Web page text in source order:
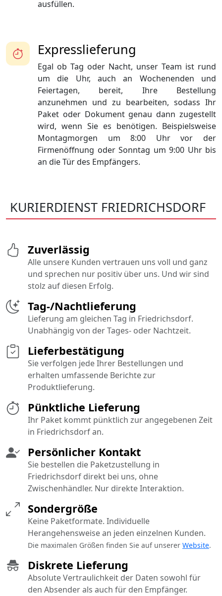
ausfüllen.
Expresslieferung
Egal ob Tag oder Nacht, unser Team ist rund
um die Uhr, auch an Wochenenden und
Feiertagen, bereit, Ihre Bestellung
anzunehmen und zu bearbeiten, sodass Ihr
Paket oder Dokument genau dann zugestellt
wird, wenn Sie es benötigen. Beispielsweise
Montagmorgen um 8:00 Uhr vor der
Firmenöffnung oder Sonntag um 9:00 Uhr bis
an die Tür des Empfängers.
KURIERDIENST FRIEDRICHSDORF
Pünktliche Lieferung
Ihr Paket kommt pünktlich zur angegebenen Zeit
in Friedrichsdorf an.
Diskrete Lieferung
Absolute Vertraulichkeit der Daten sowohl für
den Absender als auch für den Empfänger.
Tag-/Nachtlieferung
Lieferung am gleichen Tag in Friedrichsdorf.
Unabhängig von der Tages- oder Nachtzeit.
Persönlicher Kontakt
Sie bestellen die Paketzustellung in
Friedrichsdorf direkt bei uns, ohne
Zwischenhändler. Nur direkte Interaktion.
Sondergröße
Keine Paketformate. Individuelle
Herangehensweise an jeden einzelnen Kunden.
Die maximalen Größen finden Sie auf unserer Website.
Lieferbestätigung
Sie verfolgen jede Ihrer Bestellungen und
erhalten umfassende Berichte zur
Produktlieferung.
Zuverlässig
Alle unsere Kunden vertrauen uns voll und ganz
und sprechen nur positiv über uns. Und wir sind
stolz auf diesen Erfolg.